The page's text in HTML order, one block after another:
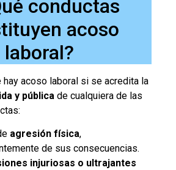
conductas
acoso
laboral?
hay acoso laboral si se acredita la
y pública de cualquiera de las
agresión física,
de sus consecuencias.
injuriosas o ultrajantes